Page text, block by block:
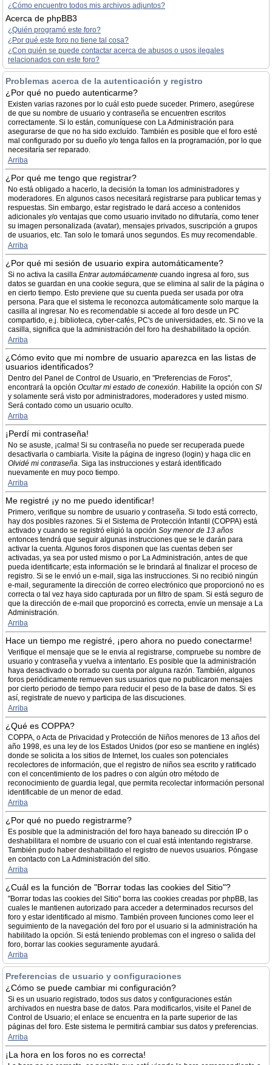
¿Cómo encuentro todos mis archivos adjuntos?
Acerca de phpBB3
¿Quién programó este foro?
¿Por qué este foro no tiene tal cosa?
¿Con quién se puede contactar acerca de abusos o usos ilegales
relacionados con este foro?
Problemas acerca de la autenticación y registro
¿Por qué no puedo autenticarme?
Existen varias razones por lo cuál esto puede suceder. Primero, asegúrese
de que su nombre de usuario y contraseña se encuentren escritos
correctamente. Si lo están, comuníquese con La Administración para
asegurarse de que no ha sido excluído. También es posible que el foro esté
mal configurado por su dueño y/o tenga fallos en la programación, por lo que
necesitaría ser reparado.
Arriba
¿Por qué me tengo que registrar?
No está obligado a hacerlo, la decisión la toman los administradores y
moderadores. En algunos casos necesitará registrarse para publicar temas y
respuestas. Sin embargo, estar registrado le dará acceso a contenidos
adicionales y/o ventajas que como usuario invitado no difrutaría, como tener
su imagen personalizada (avatar), mensajes privados, suscripción a grupos
de usuarios, etc. Tan solo le tomará unos segundos. Es muy recomendable.
Arriba
¿Por qué mi sesión de usuario expira automáticamente?
Si no activa la casilla Entrar automáticamente cuando ingresa al foro, sus
datos se guardan en una cookie segura, que se elimina al salir de la página o
en cierto tiempo. Esto previene que su cuenta pueda ser usada por otra
persona. Para que el sistema le reconozca automáticamente solo marque la
casilla al ingresar. No es recomendable si accede al foro desde un PC
compartido, e.j. biblioteca, cyber-cafés, PC's de universidades, etc. Si no ve la
casilla, significa que la administración del foro ha deshabilitado la opción.
Arriba
¿Cómo evito que mi nombre de usuario aparezca en las listas de
usuarios identificados?
Dentro del Panel de Control de Usuario, en "Preferencias de Foros",
encontrará la opción Ocultar mi estado de conexión. Habilite la opción con SI
y solamente será visto por administradores, moderadores y usted mismo.
Será contado como un usuario oculto.
Arriba
¡Perdí mi contraseña!
No se asuste, ¡calma! Si su contraseña no puede ser recuperada puede
desactivarla o cambiarla. Visite la página de ingreso (login) y haga clic en
Olvidé mi contraseña. Siga las instrucciones y estará identificado
nuevamente en muy poco tiempo.
Arriba
Me registré ¡y no me puedo identificar!
Primero, verifique su nombre de usuario y contraseña. Si todo está correcto,
hay dos posibles razones. Si el Sistema de Protección Infantil (COPPA) está
activado y cuando se registró eligió la opción Soy menor de 13 años
entonces tendrá que seguir algunas instrucciones que se le darán para
activar la cuenta. Algunos foros disponen que las cuentas deben ser
activadas, ya sea por usted mismo o por La Administración, antes de que
pueda identificarte; esta información se le brindará al finalizar el proceso de
registro. Si se le envió un e-mail, siga las instrucciones. Si no recibió ningún
e-mail, seguramente la dirección de correo electrónico que proporcionó no es
correcta o tal vez haya sido capturada por un filtro de spam. Si está seguro de
que la dirección de e-mail que proporcinó es correcta, envíe un mensaje a La
Administración.
Arriba
Hace un tiempo me registré, ¡pero ahora no puedo conectarme!
Verifique el mensaje que se le envia al registrarse, compruebe su nombre de
usuario y contraseña y vuelva a intentarlo. Es posible que la administración
haya desactivado o borrado su cuenta por alguna razón. También, algunos
foros periódicamente remueven sus usuarios que no publicaron mensajes
por cierto periodo de tiempo para reducir el peso de la base de datos. Si es
así, registrate de nuevo y participa de las discuciones.
Arriba
¿Qué es COPPA?
COPPA, o Acta de Privacidad y Protección de Niños menores de 13 años del
año 1998, es una ley de los Estados Unidos (por eso se mantiene en inglés)
donde se solicita a los sitios de Internet, los cuales son potenciales
recolectores de información, que el registro de niños sea escrito y ratificado
con el concentimiento de los padres o con algún otro método de
reconocimiento de guardia legal, que permita recolectar información personal
identificable de un menor de edad.
Arriba
¿Por qué no puedo registrarme?
Es posible que la administración del foro haya baneado su dirección IP o
deshabilitara el nombre de usuario con el cual está intentando registrarse.
También pudo haber deshabilitado el registro de nuevos usuarios. Póngase
en contacto con La Administración del sitio.
Arriba
¿Cuál es la función de "Borrar todas las cookies del Sitio"?
"Borrar todas las cookies del Sitio" borra las cookies creadas por phpBB, las
cuales le mantienen autorizado para acceder a determinados recursos del
foro y estar identificado al mismo. También proveen funciones como leer el
seguimiento de la navegación del foro por el usuario si la administración ha
habilitado la opción. Si está teniendo problemas con el ingreso o salida del
foro, borrar las cookies seguramente ayudará.
Arriba
Preferencias de usuario y configuraciones
¿Cómo se puede cambiar mi configuración?
Si es un usuario registrado, todos sus datos y configuraciones están
archivados en nuestra base de datos. Para modificarlos, visite el Panel de
Control de Usuario; el enlace se encuentra en la parte superior de las
páginas del foro. Este sistema le permitirá cambiar sus datos y preferencias.
Arriba
¡La hora en los foros no es correcta!